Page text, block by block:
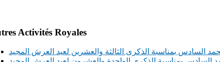
Activités Royales
السادس بمناسبة الذكرى الثالثة والعشرين لعيد العرش المجيد